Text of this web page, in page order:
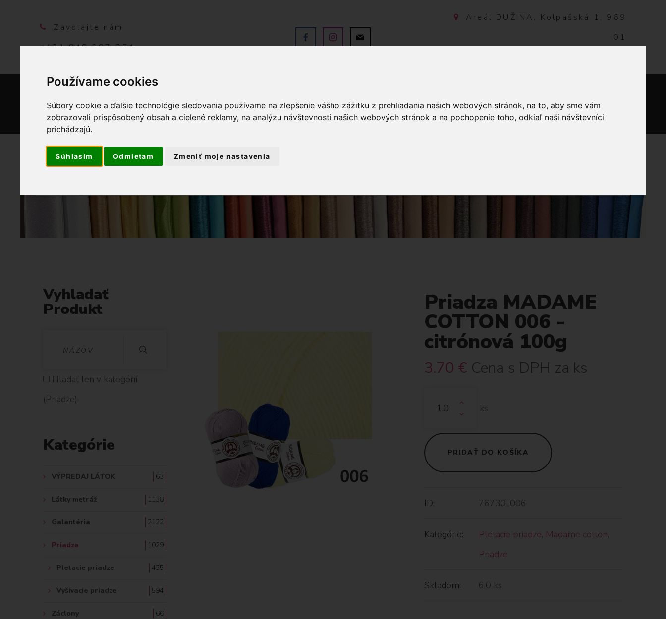
Používame cookies
Súbory cookie a ďalšie technológie sledovania používame na zlepšenie vášho zážitku z prehliadania našich webových stránok, na to, aby sme vám
zobrazovali prispôsobený obsah a cielené reklamy, na analýzu návštevnosti našich webových stránok a na pochopenie toho, odkiaľ naši návštevníci
prichádzajú.
Súhlasím Odmietam Zmeniť moje nastavenia
Zavolajte nám
+421 948 207 354
Areál DUŽINA, Kolpašská 1, 969
01
DOMOV OBCHOD SLUŽBY KONTAKT 0
Priadza MADAME
COTTON 006 -
citrónová 100g
3.70 € Cena s DPH za ks
ks
PRIDAŤ DO KOŠÍKA
ID: 76730-006
Kategórie: Pletacie priadze, Madame cotton,
Priadze
Skladom: 6.0 ks
Vyhladať
Produkt
H
L
D
Ť
:
Hladať len v kategórií
(Priadze)
Kategórie
VÝPREDAJ LÁTOK 63
Látky metráž 1138
Galantéria 2122
Priadze 1029
Pletacie priadze 435
Vyšívacie priadze 594
Záclony 66